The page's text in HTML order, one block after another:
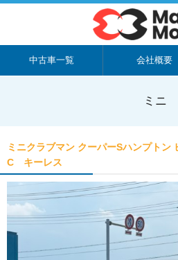
中古車一覧 会社概要
ミニ
ミニクラブマン クーパーSハンプト
C キーレス